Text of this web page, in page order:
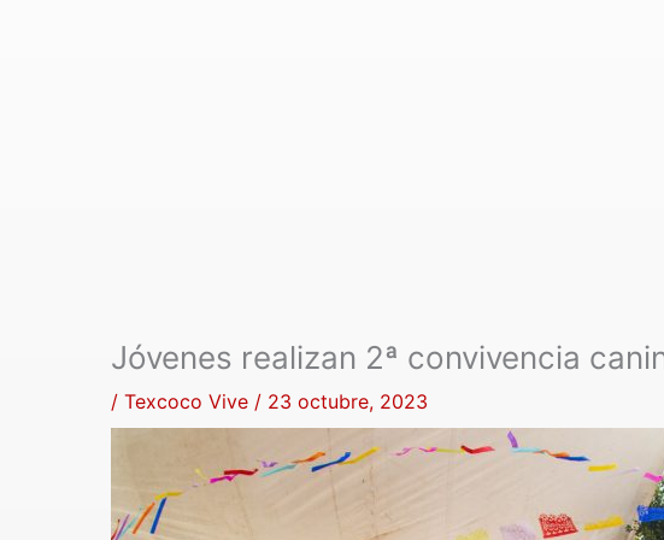
Jóvenes realizan 2ª convivencia
/ Texcoco Vive / 23 octubre, 2023